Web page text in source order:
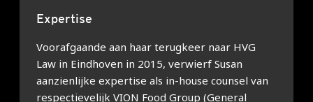
Expertise
Voorafgaande aan haar terugkeer naar HVG
Law in Eindhoven in 2015, verwierf Susan
aanzienlijke expertise als in-house counsel van
respectievelijk VION Food Group (General